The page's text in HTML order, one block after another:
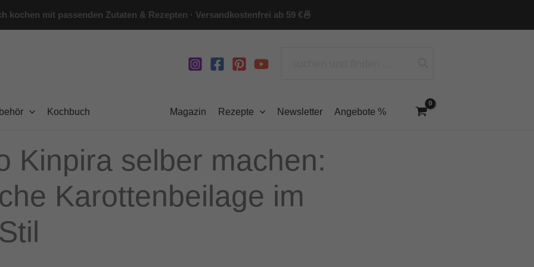
kochen mit passenden Zutaten & Rezepten · Versandkostenfrei ab 59 €🍜
Kochbuch Magazin Rezepte Newsletter Angebote %
Kinpira selber machen:
Karottenbeilage im